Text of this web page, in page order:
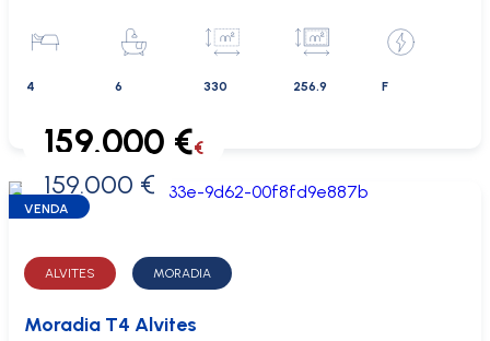
4 6 330 256.9 F
0 €
159.000 €€
159.000 €
VENDA
ALVITES MORADIA
Moradia T4 Alvites